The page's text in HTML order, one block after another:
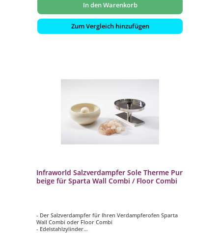
In den Warenkorb
Zum Vergleich hinzufügen
Infraworld Salzverdampfer Sole Therme Pur
beige für Sparta Wall Combi / Floor Combi
- Der Salzverdampfer für Ihren Verdampferofen Sparta
Wall Combi oder Floor Combi
- Edelstahlzylinder